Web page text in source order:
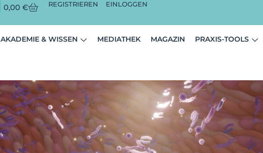
0,00€ REGISTRIEREN EINLOGGEN
AKADEMIE & WISSEN MEDIATHEK MAGAZIN PRAXIS-TOOLS